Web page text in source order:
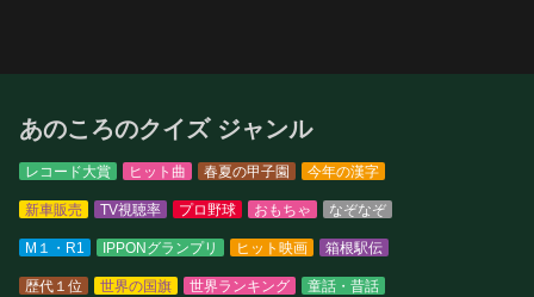
あのころのクイズ ジャンル
レコード大賞 ヒット曲 春夏の甲子園 今年の漢字
新車販売 TV視聴率 プロ野球 おもちゃ なぞなぞ
M１・R1 IPPONグランプリ ヒット映画 箱根駅伝
歴代１位 世界の国旗 世界ランキング 童話・昔話